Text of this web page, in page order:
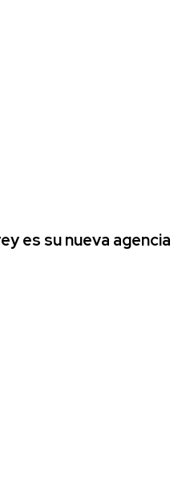
es su nueva agencia